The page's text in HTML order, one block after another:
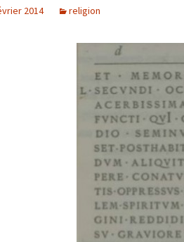
2014 religion